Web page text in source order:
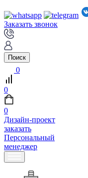
Заказать звонок
Поиск
0
0
0
Дизайн-проект
заказать
Персональный
менеджер